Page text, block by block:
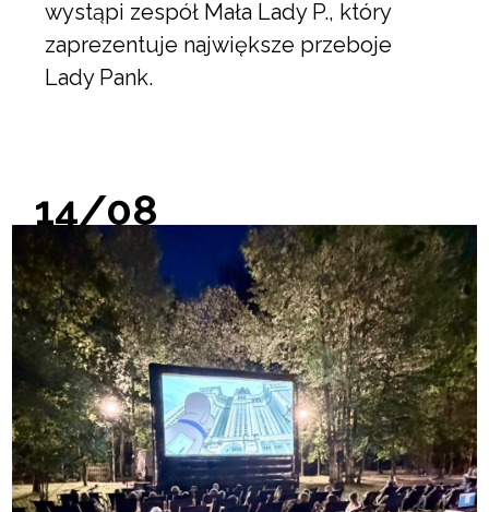
wystąpi zespół Mała Lady P., który
zaprezentuje największe przeboje
Lady Pank.
14/08